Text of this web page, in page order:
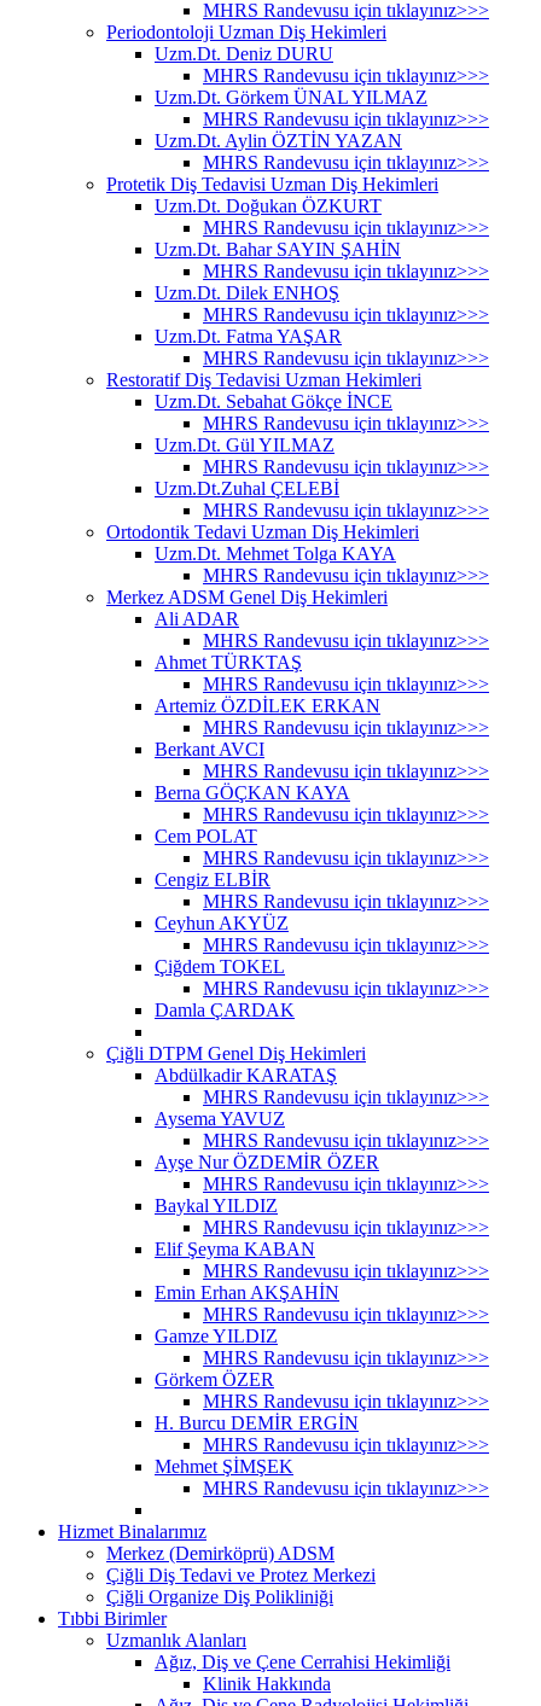
MHRS Randevusu için tıklayınız>>>
Periodontoloji Uzman Diş Hekimleri
Uzm.Dt. Deniz DURU
MHRS Randevusu için tıklayınız>>>
Uzm.Dt. Görkem ÜNAL YILMAZ
MHRS Randevusu için tıklayınız>>>
Uzm.Dt. Aylin ÖZTİN YAZAN
MHRS Randevusu için tıklayınız>>>
Protetik Diş Tedavisi Uzman Diş Hekimleri
Uzm.Dt. Doğukan ÖZKURT
MHRS Randevusu için tıklayınız>>>
Uzm.Dt. Bahar SAYIN ŞAHİN
MHRS Randevusu için tıklayınız>>>
Uzm.Dt. Dilek ENHOŞ
MHRS Randevusu için tıklayınız>>>
Uzm.Dt. Fatma YAŞAR
MHRS Randevusu için tıklayınız>>>
Restoratif Diş Tedavisi Uzman Hekimleri
Uzm.Dt. Sebahat Gökçe İNCE
MHRS Randevusu için tıklayınız>>>
Uzm.Dt. Gül YILMAZ
MHRS Randevusu için tıklayınız>>>
Uzm.Dt.Zuhal ÇELEBİ
MHRS Randevusu için tıklayınız>>>
Ortodontik Tedavi Uzman Diş Hekimleri
Uzm.Dt. Mehmet Tolga KAYA
MHRS Randevusu için tıklayınız>>>
Merkez ADSM Genel Diş Hekimleri
Ali ADAR
MHRS Randevusu için tıklayınız>>>
Ahmet TÜRKTAŞ
MHRS Randevusu için tıklayınız>>>
Artemiz ÖZDİLEK ERKAN
MHRS Randevusu için tıklayınız>>>
Berkant AVCI
MHRS Randevusu için tıklayınız>>>
Berna GÖÇKAN KAYA
MHRS Randevusu için tıklayınız>>>
Cem POLAT
MHRS Randevusu için tıklayınız>>>
Cengiz ELBİR
MHRS Randevusu için tıklayınız>>>
Ceyhun AKYÜZ
MHRS Randevusu için tıklayınız>>>
Çiğdem TOKEL
MHRS Randevusu için tıklayınız>>>
Damla ÇARDAK
Çiğli DTPM Genel Diş Hekimleri
Abdülkadir KARATAŞ
MHRS Randevusu için tıklayınız>>>
Aysema YAVUZ
MHRS Randevusu için tıklayınız>>>
Ayşe Nur ÖZDEMİR ÖZER
MHRS Randevusu için tıklayınız>>>
Baykal YILDIZ
MHRS Randevusu için tıklayınız>>>
Elif Şeyma KABAN
MHRS Randevusu için tıklayınız>>>
Emin Erhan AKŞAHİN
MHRS Randevusu için tıklayınız>>>
Gamze YILDIZ
MHRS Randevusu için tıklayınız>>>
Görkem ÖZER
MHRS Randevusu için tıklayınız>>>
H. Burcu DEMİR ERGİN
MHRS Randevusu için tıklayınız>>>
Mehmet ŞİMŞEK
MHRS Randevusu için tıklayınız>>>
Hizmet Binalarımız
Merkez (Demirköprü) ADSM
Çiğli Diş Tedavi ve Protez Merkezi
Çiğli Organize Diş Polikliniği
Tıbbi Birimler
Uzmanlık Alanları
Ağız, Diş ve Çene Cerrahisi Hekimliği
Klinik Hakkında